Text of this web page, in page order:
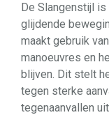
De Slangenstijl
glijdende
maakt gebruik
manoeuvres en
blijven. Dit stelt
tegen sterke
tegenaanvallen